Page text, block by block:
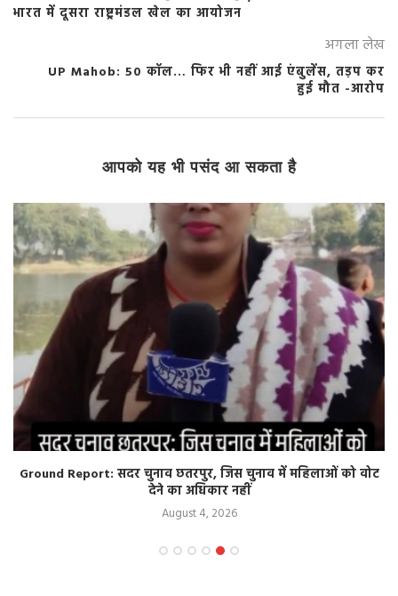
भारत में दूसरा राष्ट्रमंडल खेल का आयोजन
अगला लेख
UP Mahob: 50 कॉल… फिर भी नहीं आई एंबुलेंस, तड़प कर
हुई मौत -आरोप
आपको यह भी पसंद आ सकता है
Ground Report: सदर चुनाव छतरपुर, जिस चुनाव में महिलाओं को वोट
देने का अधिकार नहीं
August 4, 2026